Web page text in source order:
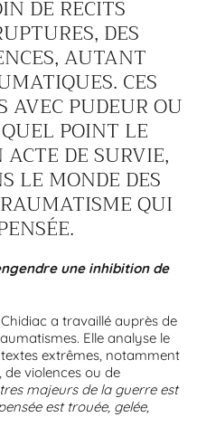
DE RÉCITS
DES
AUTANT
CES
AVEC PUDEUR OU
POINT LE
DE SURVIE,
LE MONDE DES
QUI
une inhibition de
a travaillé auprès de
Elle analyse le
extrêmes, notamment
violences ou de
majeurs de la guerre est
est trouée, gelée,